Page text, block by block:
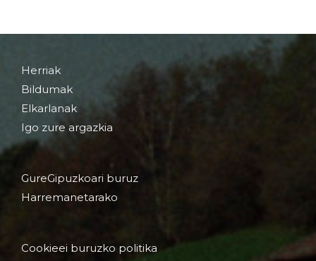
Herriak
Bildumak
Elkarlanak
Igo zure argazkia
GureGipuzkoari buruz
Harremanetarako
Cookieei buruzko politika